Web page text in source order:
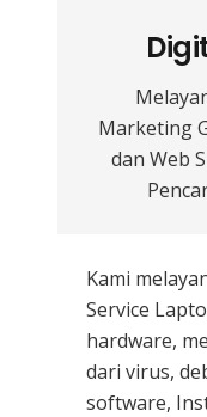
Marketing
dan Web
Kami
Service
hardware,
dari virus,
software,